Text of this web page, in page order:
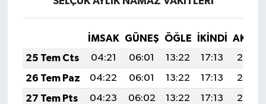
İMSAK GÜNEŞ ÖĞLE İKINDI
25 Tem Cts
04:21 06:01 13:22 17:13
20:34
26 Tem Paz
04:22 06:01 13:22 17:13
20:33
27 Tem Pts
04:23 06:02 13:22 17:13
20:32